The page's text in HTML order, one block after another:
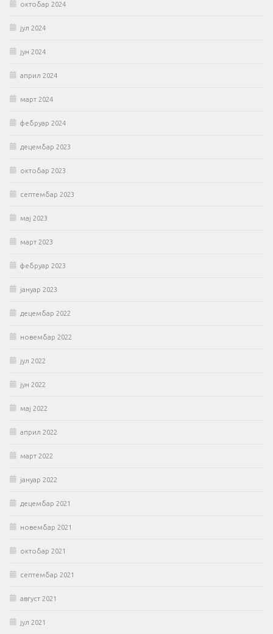
октобар 2024
јул 2024
јун 2024
април 2024
март 2024
фебруар 2024
децембар 2023
октобар 2023
септембар 2023
мај 2023
март 2023
фебруар 2023
јануар 2023
децембар 2022
новембар 2022
јул 2022
јун 2022
мај 2022
април 2022
март 2022
јануар 2022
децембар 2021
новембар 2021
октобар 2021
септембар 2021
август 2021
јул 2021